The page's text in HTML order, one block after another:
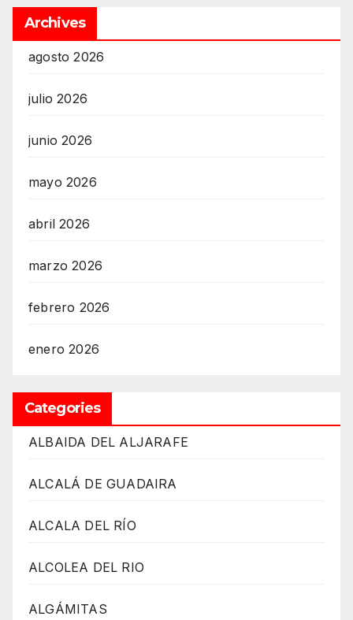
Archives
agosto 2026
julio 2026
junio 2026
mayo 2026
abril 2026
marzo 2026
febrero 2026
enero 2026
Categories
ALBAIDA DEL ALJARAFE
ALCALÁ DE GUADAIRA
ALCALA DEL RÍO
ALCOLEA DEL RIO
ALGÁMITAS